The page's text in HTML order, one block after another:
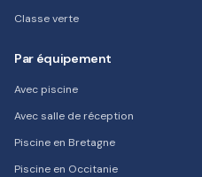
Classe verte
Par équipement
Avec piscine
Avec salle de réception
Piscine en Bretagne
Piscine en Occitanie